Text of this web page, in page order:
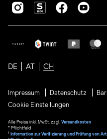
DE AT CH
Impressum Datenschutz
Cookie Einstellungen
Alle Preise inkl. MwSt. zzgl. Versandkosten
* Pflichtfeld
1
Information zur Verifizierung und Prüfung von